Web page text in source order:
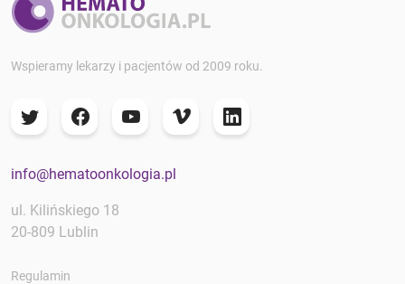
Wspieramy lekarzy i pacjentów od 2009 roku.
info@hematoonkologia.pl
ul. Kilińskiego 18
20-809 Lublin
Regulamin